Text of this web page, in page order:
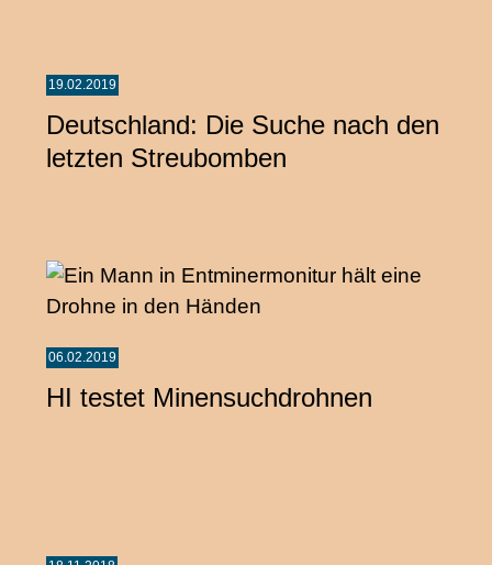
19.02.2019
Deutschland: Die Suche nach den
letzten Streubomben
06.02.2019
HI testet Minensuchdrohnen